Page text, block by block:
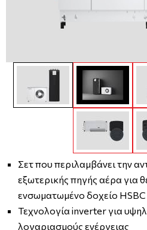
Σετ που περιλαμβάνει την
εξωτερικής πηγής αέρα για
ενσωματωμένο δοχείο HSBC
Τεχνολογία inverter για
λογαριασμούς ενέργειας